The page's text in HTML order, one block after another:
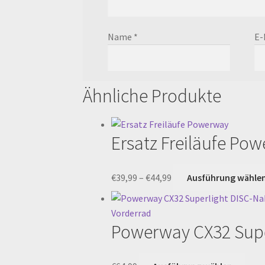
Name *
Ähnliche Produkte
Ersatz Freiläufe
€39,99 –€44,99
bis
Ausführung
Powerway CX32